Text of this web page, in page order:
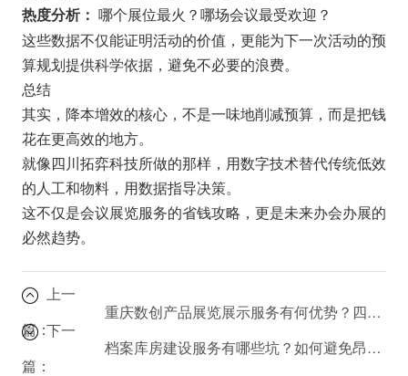
热度分析： 哪个展位最火？哪场会议最受欢迎？
这些数据不仅能证明活动的价值，更能为下一次活动的预
算规划提供科学依据，避免不必要的浪费。
总结
其实， 降本增效的核心，不是一味地削减预算，而是把钱
花在更高效的地方。
就像四川拓弈科技所做的那样，用数字技术替代传统低效
的人工和物料，用数据指导决策。
这不仅是会议展览服务的省钱攻略，更是未来办会办展的
必然趋势。
上一
篇：
重庆数创产品展览展示服务有何优势？四川会议展览的创新玩法
下一
篇：
档案库房建设服务有哪些坑？如何避免昂贵的装修陷阱